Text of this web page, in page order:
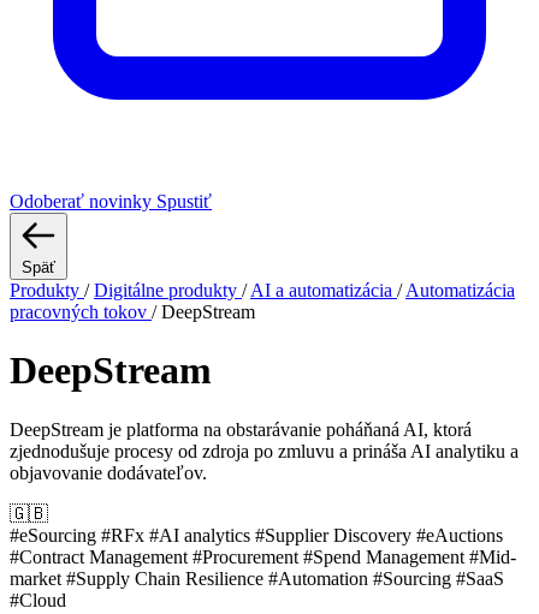
Odoberať novinky Spustiť
Späť
Produkty / Digitálne produkty / AI a automatizácia / Automatizácia
pracovných tokov / DeepStream
DeepStream
DeepStream je platforma na obstarávanie poháňaná AI, ktorá
zjednodušuje procesy od zdroja po zmluvu a prináša AI analytiku a
objavovanie dodávateľov.
🇬🇧
#eSourcing #RFx #AI analytics #Supplier Discovery #eAuctions
#Contract Management #Procurement #Spend Management #Mid-
market #Supply Chain Resilience #Automation #Sourcing #SaaS
#Cloud